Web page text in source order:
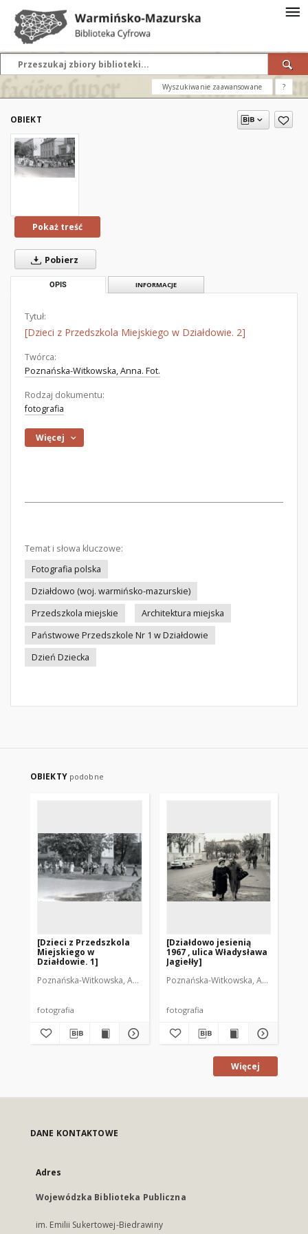
Wyszukiwanie zaawansowane ?
OBIEKT
Pokaż treść
Pobierz
OPIS INFORMACJE
Tytuł:
[Dzieci z Przedszkola Miejskiego w Działdowie. 2]
Twórca:
Poznańska-Witkowska, Anna. Fot.
Rodzaj dokumentu:
fotografia
Więcej
Temat i słowa kluczowe:
Fotografia polska
Działdowo (woj. warmińsko-mazurskie)
Przedszkola miejskie
Architektura miejska
Państwowe Przedszkole Nr 1 w Działdowie
Dzień Dziecka
OBIEKTY podobne
[Dzieci z Przedszkola
Miejskiego w
Działdowie. 1]
Poznańska-Witkowska, Anna. Fot.
fotografia
[Działdowo jesienią
1967 , ulica Władysława
Jagiełły]
Poznańska-Witkowska, Anna. Fot.
fotografia
Więcej
DANE KONTAKTOWE
Adres
Wojewódzka Biblioteka Publiczna
im. Emilii Sukertowej-Biedrawiny